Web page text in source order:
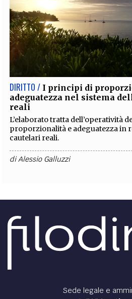
DIRITTO / I principi di
adeguatezza nel sistema
reali
L’elaborato tratta dell’operatività
proporzionalità e adeguatezza in
cautelari reali.
diAlessio Galluzzi
Sede legale e